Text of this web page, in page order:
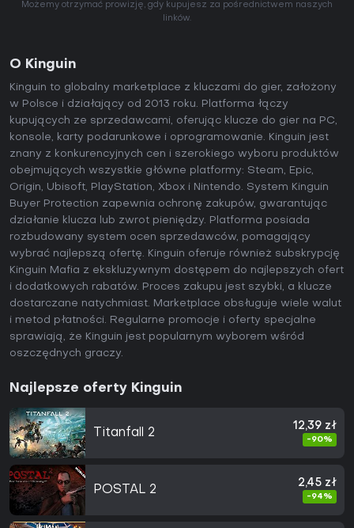
Możemy otrzymać prowizję, gdy kupujesz za pośrednictwem naszych
linków.
O Kinguin
Kinguin to globalny marketplace z kluczami do gier, założony
w Polsce i działający od 2013 roku. Platforma łączy
kupujących ze sprzedawcami, oferując klucze do gier na PC,
konsole, karty podarunkowe i oprogramowanie. Kinguin jest
znany z konkurencyjnych cen i szerokiego wyboru produktów
obejmujących wszystkie główne platformy: Steam, Epic,
Origin, Ubisoft, PlayStation, Xbox i Nintendo. System Kinguin
Buyer Protection zapewnia ochronę zakupów, gwarantując
działanie klucza lub zwrot pieniędzy. Platforma posiada
rozbudowany system ocen sprzedawców, pomagający
wybrać najlepszą ofertę. Kinguin oferuje również subskrypcję
Kinguin Mafia z ekskluzywnym dostępem do najlepszych ofert
i dodatkowych rabatów. Proces zakupu jest szybki, a klucze
dostarczane natychmiast. Marketplace obsługuje wiele walut
i metod płatności. Regularne promocje i oferty specjalne
sprawiają, że Kinguin jest popularnym wyborem wśród
oszczędnych graczy.
Najlepsze oferty Kinguin
Titanfall 2
12,39 zł
-90%
POSTAL 2
2,45 zł
-94%